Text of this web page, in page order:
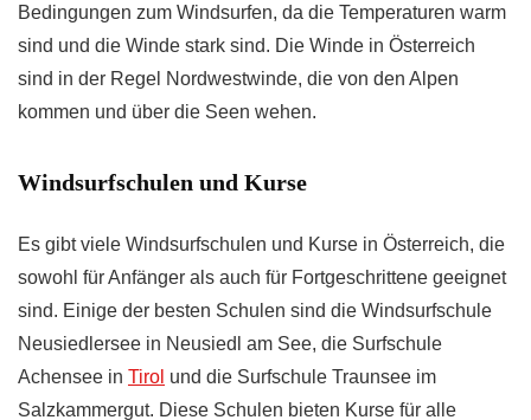
Bedingungen zum Windsurfen, da die Temperaturen warm
sind und die Winde stark sind. Die Winde in Österreich
sind in der Regel Nordwestwinde, die von den Alpen
kommen und über die Seen wehen.
Windsurfschulen und Kurse
Es gibt viele Windsurfschulen und Kurse in Österreich, die
sowohl für Anfänger als auch für Fortgeschrittene geeignet
sind. Einige der besten Schulen sind die Windsurfschule
Neusiedlersee in Neusiedl am See, die Surfschule
Achensee in Tirol und die Surfschule Traunsee im
Salzkammergut. Diese Schulen bieten Kurse für alle